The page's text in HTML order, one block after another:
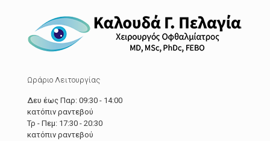
Ωράριο Λειτουργίας
Δευ έως Παρ: 09:30 - 14:00
κατόπιν ραντεβού
Τρ - Πεμ: 17:30 - 20:30
κατόπιν ραντεβού